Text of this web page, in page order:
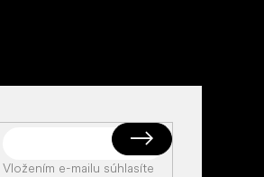
Vložením e-mailu súhlasíte